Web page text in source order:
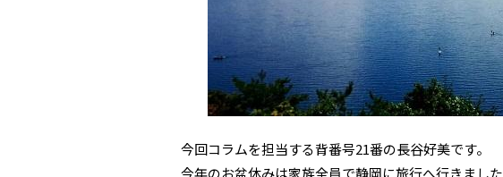
今回コラムを担当する背番号21番の長谷好美です。
今年のお盆休みは家族全員で静岡に旅行へ行きました